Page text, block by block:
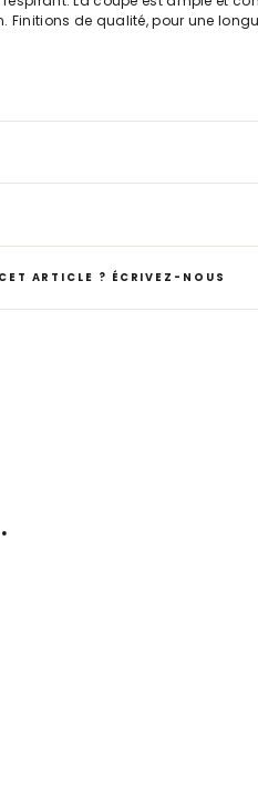
de qualité, pour une
ARTICLE ? ÉCRIVEZ-NOUS